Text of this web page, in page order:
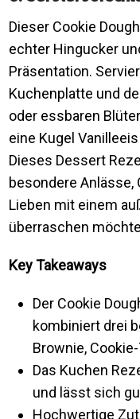
Dieser Cookie
echter Hingucker
Präsentation.
Kuchenplatte und
oder essbaren
eine Kugel
Dieses Dessert
besondere Anlässe,
Lieben mit einem
überraschen
Key Takeaways
Der Cookie
kombiniert drei
Brownie,
Das Kuchen
und lässt sich
Hochwertige